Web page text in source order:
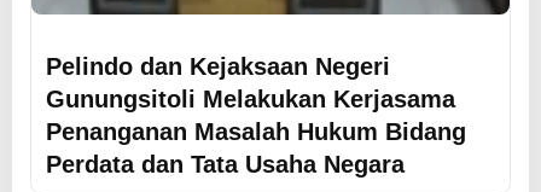
Pelindo dan Kejaksaan Negeri
Gunungsitoli Melakukan Kerjasama
Penanganan Masalah Hukum Bidang
Perdata dan Tata Usaha Negara